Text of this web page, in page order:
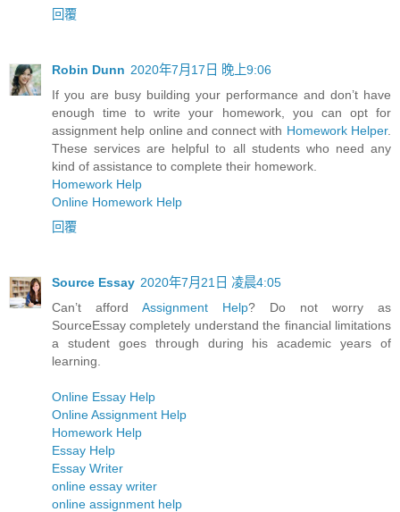
回覆
Robin Dunn 2020年7月17日 晚上9:06
If you are busy building your performance and don’t have
enough time to write your homework, you can opt for
assignment help online and connect with Homework Helper.
These services are helpful to all students who need any
kind of assistance to complete their homework.
Homework Help
Online Homework Help
回覆
Source Essay 2020年7月21日 凌晨4:05
Can’t afford Assignment Help? Do not worry as
SourceEssay completely understand the financial limitations
a student goes through during his academic years of
learning.
Online Essay Help
Online Assignment Help
Homework Help
Essay Help
Essay Writer
online essay writer
online assignment help